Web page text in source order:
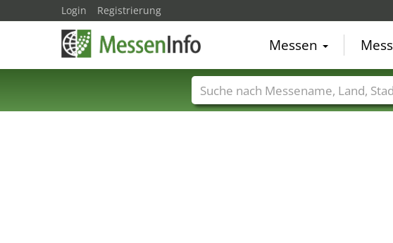
Login Registrierung
Messen
Messenamen Länder Städte